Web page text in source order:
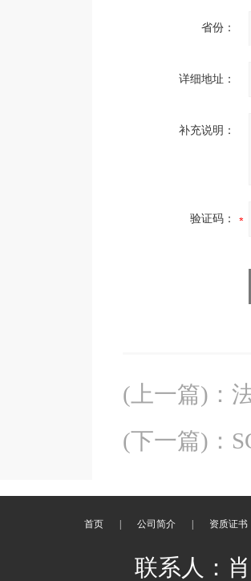
省份：
详细地址：
补充说明：
验证码：
(上一篇) ：
(下一篇) ：
首页 公司简介 资质证书
联系人：